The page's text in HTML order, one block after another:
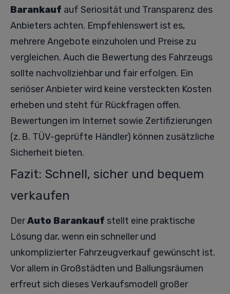
Barankauf auf Seriosität und Transparenz des
Anbieters achten. Empfehlenswert ist es,
mehrere Angebote einzuholen und Preise zu
vergleichen. Auch die Bewertung des Fahrzeugs
sollte nachvollziehbar und fair erfolgen. Ein
seriöser Anbieter wird keine versteckten Kosten
erheben und steht für Rückfragen offen.
Bewertungen im Internet sowie Zertifizierungen
(z. B. TÜV-geprüfte Händler) können zusätzliche
Sicherheit bieten.
Fazit: Schnell, sicher und bequem
verkaufen
DerAuto Barankauf stellt eine praktische
Lösung dar, wenn ein schneller und
unkomplizierter Fahrzeugverkauf gewünscht ist.
Vor allem in Großstädten und Ballungsräumen
erfreut sich dieses Verkaufsmodell großer